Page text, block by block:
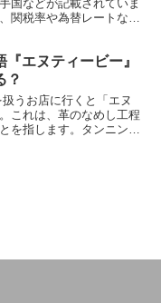
すぎると、靴が緩くて足
そのため、革製品を購入
国などが記載されていま
関税率や為替レートなど
統計データの検索やダウ
エヌティービー』
？
これは、革のなめし工程
を指します。タンニンと